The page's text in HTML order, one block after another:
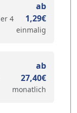
4
ab
1,29€
einmalig
ab
27,40€
monatlich